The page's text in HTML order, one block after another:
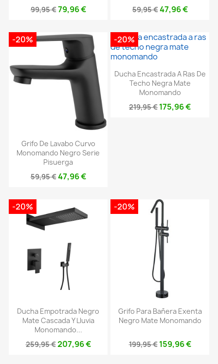
99,95 €79,96 €
59,95 €47,96 €
Grifo De Lavabo Curvo
Monomando Negro Serie
Pisuerga
59,95 €47,96 €
-20%
Ducha Encastrada A Ras De
Techo Negra Mate
Monomando
219,95 € 175,96 €
-20%
Ducha Empotrada Negro
Mate Cascada Y Lluvia
Monomando...
259,95 €207,96 €
-20%
Grifo Para Bañera Exenta
Negro Mate Monomando
199,95 € 159,96 €
-20%